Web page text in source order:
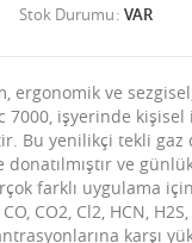
Stok Durumu VAR
ergonomik ve
7000, işyerinde
Bu yenilikçi tekli gaz
ve
farklı uygulama
CO2, Cl2, HCN,
karşı